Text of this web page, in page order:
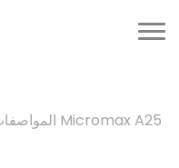
المواصفات Micromax A25